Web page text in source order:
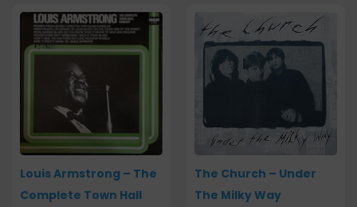
Louis Armstrong – The
Complete Town Hall
The Church – Under
The Milky Way
PaginaPagina